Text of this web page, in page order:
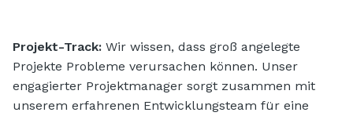
Projekt-Track: Wir wissen, dass groß angelegte
Projekte Probleme verursachen können. Unser
engagierter Projektmanager sorgt zusammen mit
unserem erfahrenen Entwicklungsteam für eine